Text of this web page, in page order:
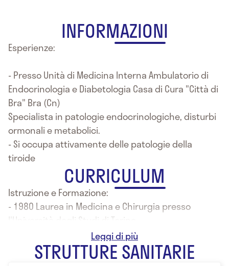
INFORMAZIONI
Esperienze:
- Presso Unità di Medicina Interna Ambulatorio di
Endocrinologia e Diabetologia Casa di Cura "Città di
Bra" Bra (Cn)
Specialista in patologie endocrinologiche, disturbi
ormonali e metabolici.
- Si occupa attivamente delle patologie della
tiroide
CURRICULUM
Istruzione e Formazione:
- 1980 Laurea in Medicina e Chirurgia presso
l'Università degli Studi di Torino
- Specializzazione in Endocrinologia
STRUTTURE SANITARIE